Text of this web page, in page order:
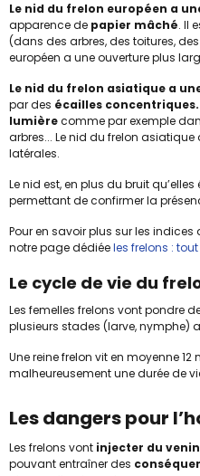
Le nid du frelon européen a
apparence de papier mâché. Il
(dans des arbres, des toitures,
européen a une ouverture plus
Le nid du frelon asiatique a
par des écailles concentriques.
lumièrecomme par exemple
arbres... Le nid du frelon
latérales.
Le nid est, en plus du bruit
permettant de confirmer la
Pour en savoir plus sur les indices
notre page dédiéeles frelons :
Le cycle de vie du
Les femelles frelons vont pondre
plusieurs stades (larve, nymphe)
Une reine frelon vit en moyenne
malheureusement une durée de
Les dangers pour
Les frelons vont injecter du venin
pouvant entraîner des